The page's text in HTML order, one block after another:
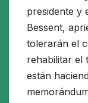
presidente y
Bessent,
tolerarán el
rehabilitar el
están